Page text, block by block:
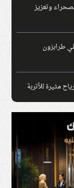
وتعزيز
طرابزون
مثيرة للأتربة